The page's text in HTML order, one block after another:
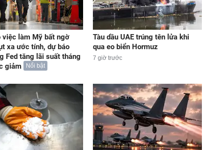
việc làm Mỹ bất ngờ
xa ước tính, dự báo
Fed tăng lãi suất tháng
giảm
Nổi bật
Tàu dầu UAE trúng tên lửa khi
qua eo biển Hormuz
7 giờ trước